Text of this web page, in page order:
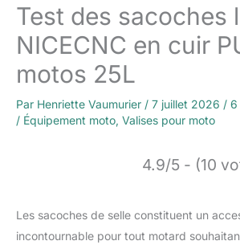
Test des sacoches
NICECNC en cuir
motos 25L
Par Henriette Vaumurier / 7 juillet 2026 / 6
/ Équipement moto, Valises pour moto
4.9/5 - (10
Les sacoches de selle constituent un
incontournable pour tout motard